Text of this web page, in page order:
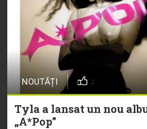
NOUTĂȚI
Tyla a lansat un nou
„A*Pop”